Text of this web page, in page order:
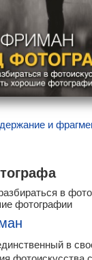
и
в
фотографии
в